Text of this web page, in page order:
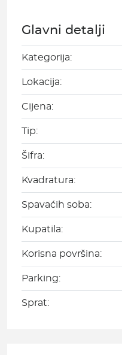
Glavni detalji
Kategorija:
Lokacija:
Cijena:
Tip:
Šifra:
Kvadratura:
Spavaćih soba:
Kupatila:
Korisna površina:
Parking:
Sprat: